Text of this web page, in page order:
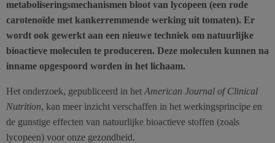
metaboliseringsmechanismen bloot van lycopeen (een rode
carotenoïde met kankerremmende werking uit tomaten). Er
wordt ook gewerkt aan een nieuwe techniek om natuurlijke
bioactieve moleculen te produceren. Deze moleculen kunnen na
inname opgespoord worden in het lichaam.
Het onderzoek, gepubliceerd in het American Journal of Clinical
Nutrition, kan meer inzicht verschaffen in het werkingsprincipe en
de gunstige effecten van natuurlijke bioactieve stoffen (zoals
lycopeen) voor onze gezondheid.